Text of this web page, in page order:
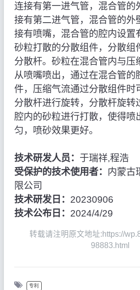
连接有第一进气管，混合管的
接有第二进气管，混合管的外
接有喷嘴，混合管的腔内设置
砂粒打散的分散组件，分散组
分散杆。砂粒在混合管内与压
从喷嘴喷出，通过在混合管的
件，压缩气流通过分散组件时
分散杆进行旋转，分散杆旋转
腔内的砂粒进行打散，使得喷
匀，喷砂效果更好。
技术研发人员： 于瑞祥,程浩
受保护的技术使用者：
内蒙古
限公司
技术研发日： 20230906
技术公布日： 2024/4/29
转载请注明原文地址:https://
98883.html
专利